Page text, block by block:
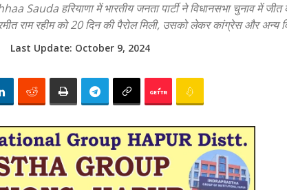
हरियाणा में भारतीय जनता पार्टी ने विधानसभा चुनाव में
राम रहीम को 20 दिन की पैरोल मिली, उसको लेकर कांग्रेस और अन्य
Last Update: October 9, 2024